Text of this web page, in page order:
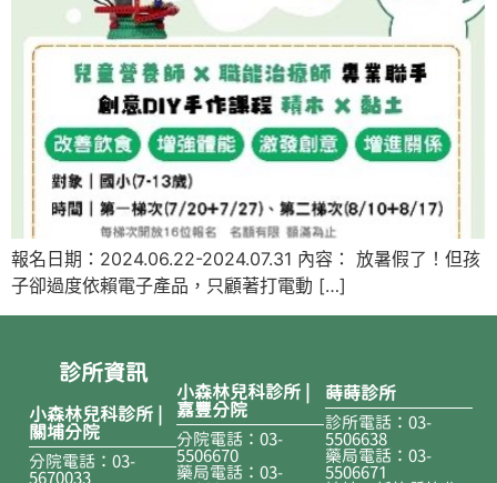
報名日期：2024.06.22-2024.07.31 內容： 放暑假了！但孩
子卻過度依賴電子產品，只顧著打電動 […]
診所資訊
小森林兒科診所 |
關埔分院
分院電話：03-
5670033
小森林兒科診所 |
嘉豐分院
分院電話：03-
5506670
藥局電話：03-
蒔蒔診所
診所電話：03-
5506638
藥局電話：03-
5506671